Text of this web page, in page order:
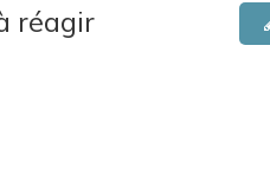
réagir